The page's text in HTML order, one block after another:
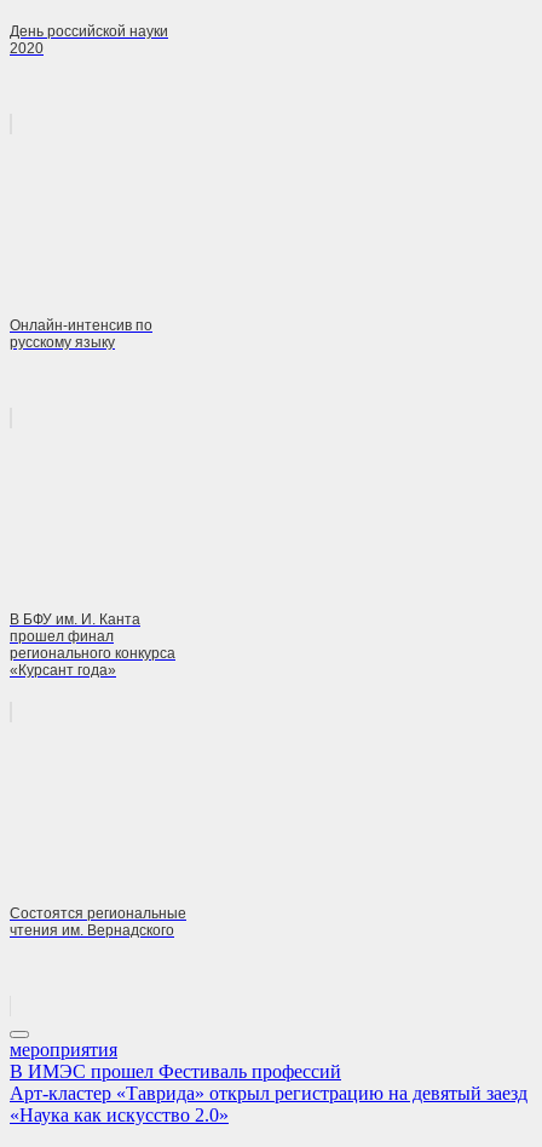
День российской науки
2020
Онлайн-интенсив по
русскому языку
В БФУ им. И. Канта
прошел финал
регионального конкурса
«Курсант года»
Состоятся региональные
чтения им. Вернадского
мероприятия
Навигация
по
Previous
Post:
В ИМЭС прошел Фестиваль профессий
Next
Post:
Арт-кластер «Таврида» открыл регистрацию на девятый заезд
«Наука как искусство 2.0»